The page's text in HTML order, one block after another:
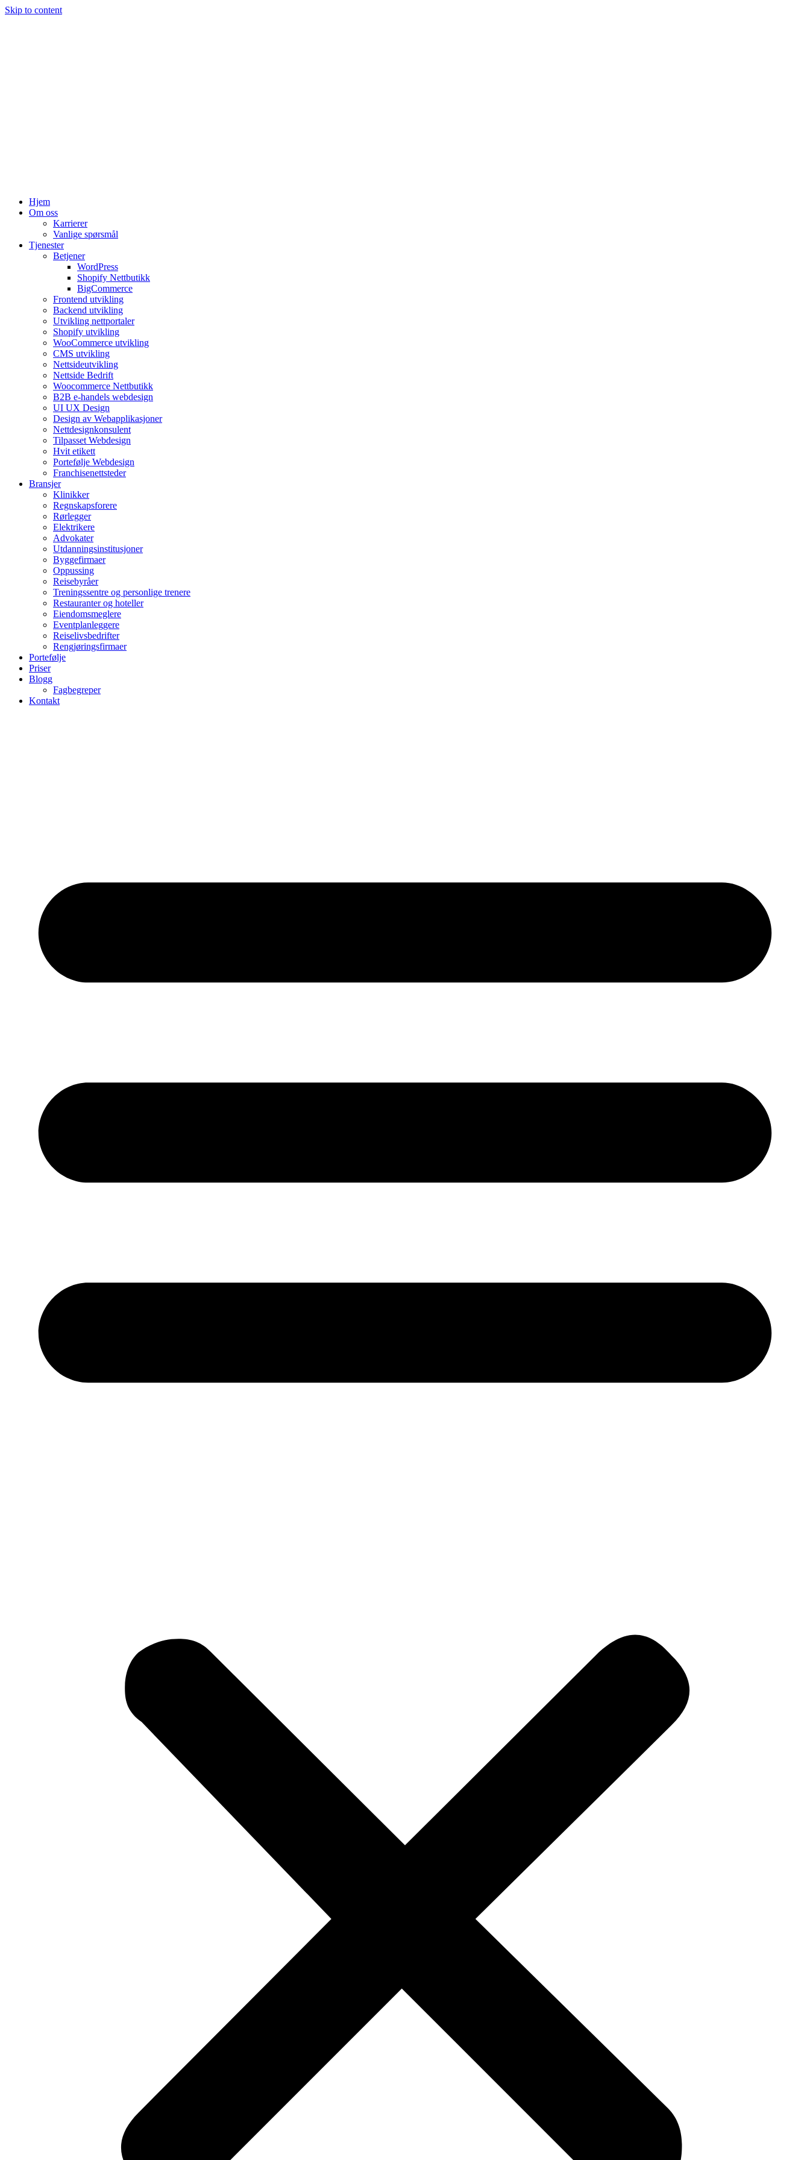
Skip to content
Hjem
Om oss
Karrierer
Vanlige spørsmål
Tjenester
Betjener
WordPress
Shopify Nettbutikk
BigCommerce
Frontend utvikling
Backend utvikling
Utvikling nettportaler
Shopify utvikling
WooCommerce utvikling
CMS utvikling
Nettsideutvikling
Nettside Bedrift
Woocommerce Nettbutikk
B2B e-handels webdesign
UI UX Design
Design av Webapplikasjoner
Nettdesignkonsulent
Tilpasset Webdesign
Hvit etikett
Portefølje Webdesign
Franchisenettsteder
Bransjer
Klinikker
Regnskapsforere
Rørlegger
Elektrikere
Advokater
Utdanningsinstitusjoner
Byggefirmaer
Oppussing
Reisebyråer
Treningssentre og personlige trenere
Restauranter og hoteller
Eiendomsmeglere
Eventplanleggere
Reiselivsbedrifter
Rengjøringsfirmaer
Portefølje
Priser
Blogg
Fagbegreper
Kontakt